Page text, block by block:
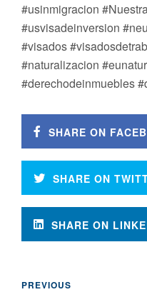
#usinmigracion
#usvisadeinversion
#visados
#naturalizacion
#derechodeinmuebles
SHARE ON
SHARE ON
SHARE ON
PREVIOUS